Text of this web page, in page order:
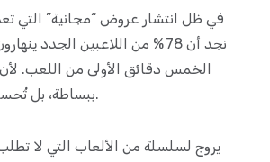
في ظل انتشار عروض “مجانية” التي
نجد أن 78 % من اللاعبين الجدد
الخمس دقائق الأولى من اللعب.
ببساطة، بل تُحسب بدقة إحصائية.